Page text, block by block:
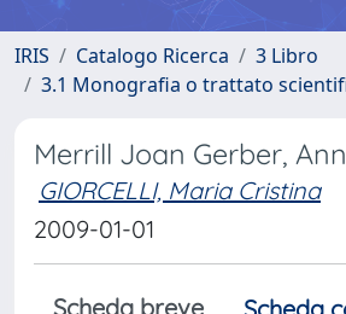
IRIS Catalogo Ricerca
3 Libro
3.1 Monografia o trattato
Merrill Joan Gerber,
GIORCELLI, Maria Cristina
2009-01-01
Scheda breve